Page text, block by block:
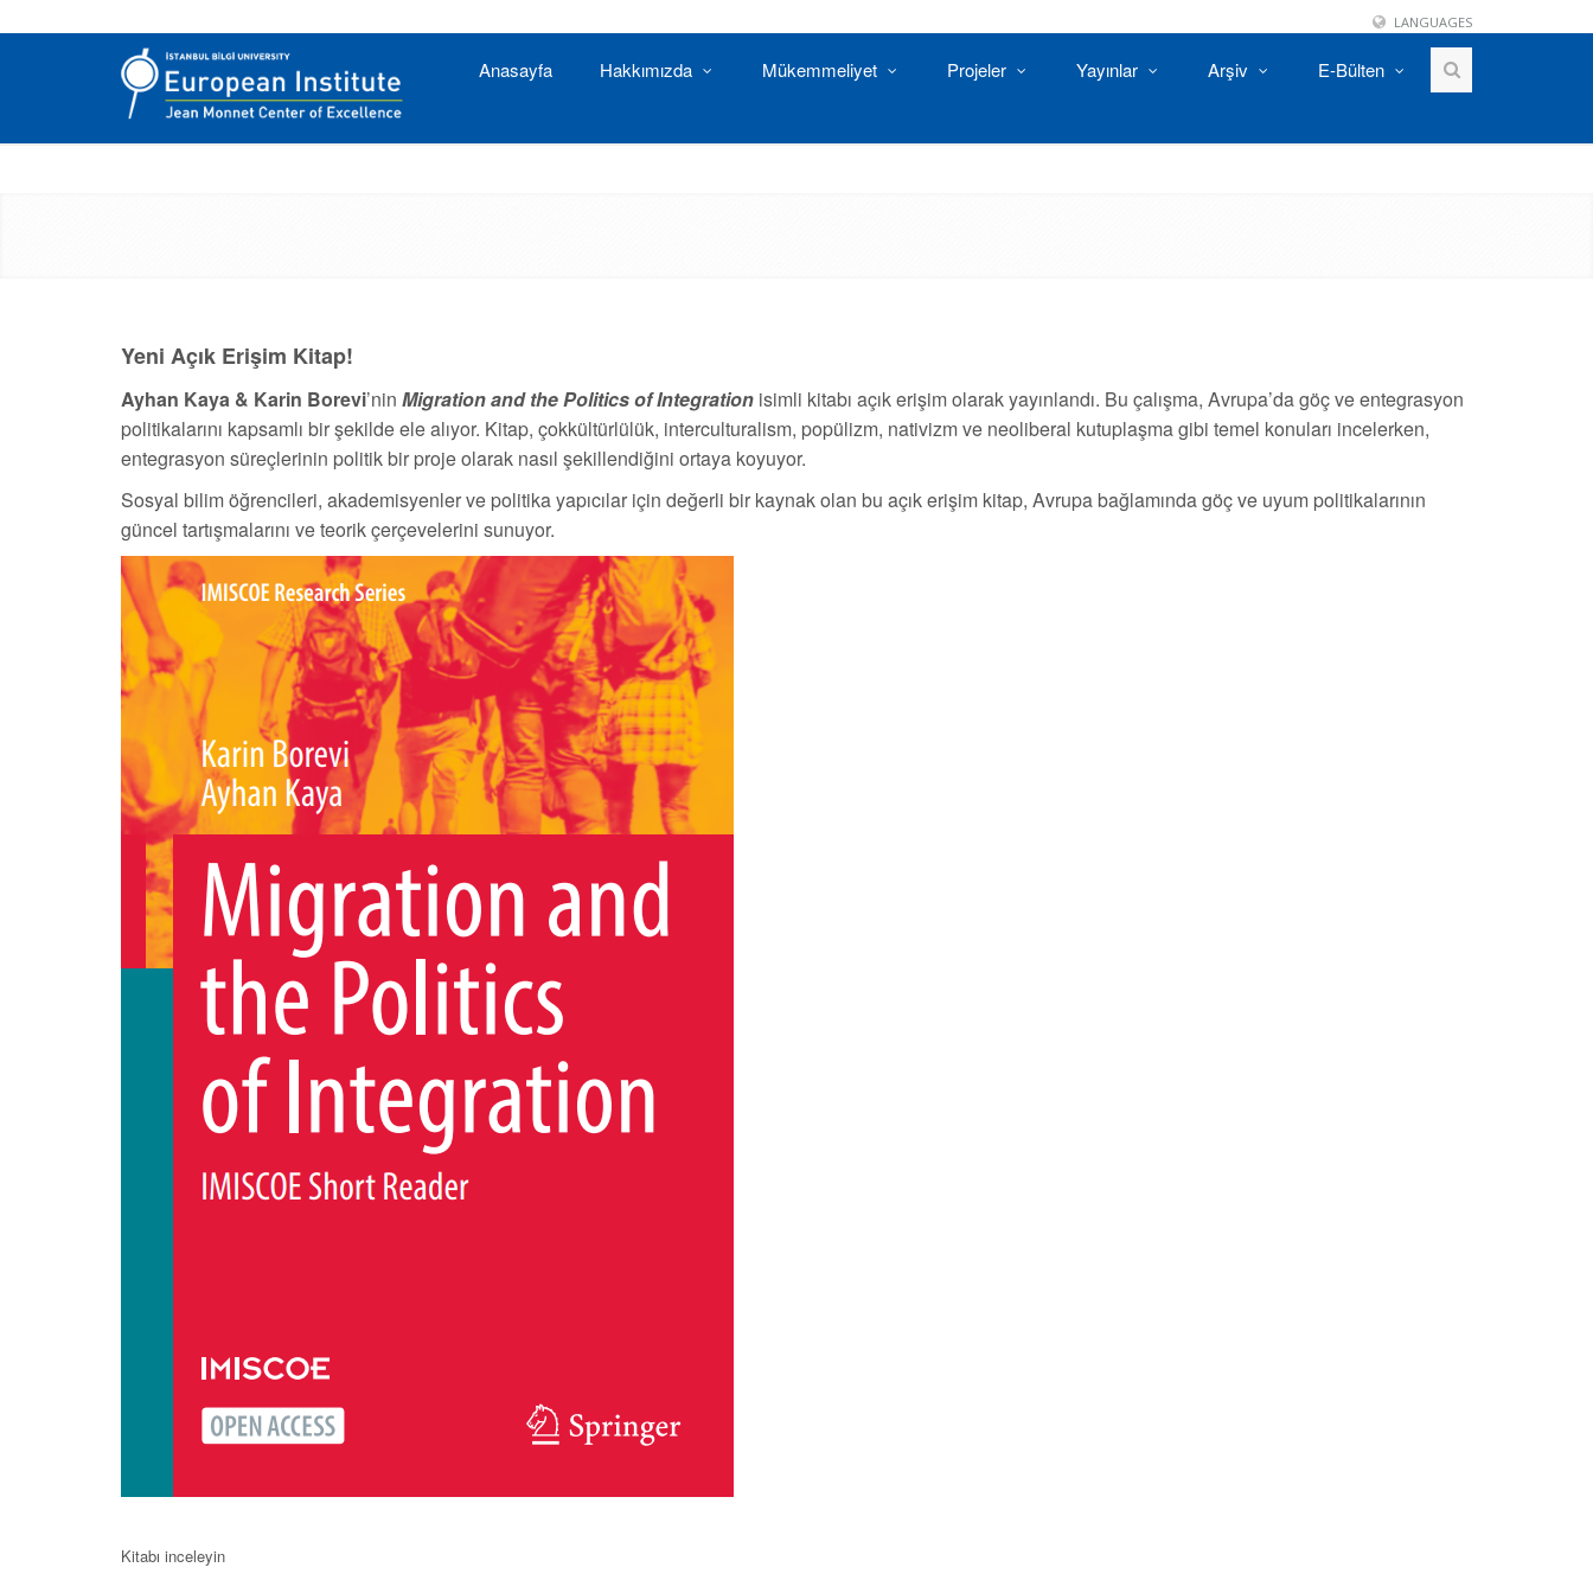
LANGUAGES
Anasayfa Hakkımızda Mükemmeliyet Projeler Yayınlar Arşiv E-Bülten
Yeni Açık Erişim Kitap!
Ayhan Kaya & Karin Borevi’nin Migration and the Politics of Integration isimli kitabı açık erişim olarak yayınlandı. Bu çalışma, Avrupa’da göç ve entegrasyon
politikalarını kapsamlı bir şekilde ele alıyor. Kitap, çokkültürlülük, interculturalism, popülizm, nativizm ve neoliberal kutuplaşma gibi temel konuları incelerken,
entegrasyon süreçlerinin politik bir proje olarak nasıl şekillendiğini ortaya koyuyor.
Sosyal bilim öğrencileri, akademisyenler ve politika yapıcılar için değerli bir kaynak olan bu açık erişim kitap, Avrupa bağlamında göç ve uyum politikalarının
güncel tartışmalarını ve teorik çerçevelerini sunuyor.
Kitabı inceleyin